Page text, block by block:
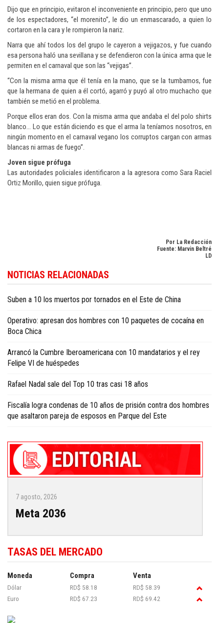
Dijo que en principio, evitaron el inconveniente en principio, pero que uno
de los espectadores, “el morenito”, le dio un enmascarado, a quien lo
cortaron en la cara y le rompieron la nariz.
Narra que ahí todos los del grupo le cayeron a vejigazos, y fue cuando
esa persona haló una sevillana y se defendieron con la única arma que le
permiten en el carnaval que son las “vejigas”.
“Con la misma arma que él tenía en la mano, que se la tumbamos, fue
que la hermana de quien a él cortó, agarró y puyó al otro muchacho que
también se metió en el problema.
Porque ellos eran dos. Con la misma arma que andaba el del polo shirts
blanco... Lo que están diciendo es que el arma la teníamos nosotros, en
ningún momento en el carnaval vegano los corruptos cargan con armas
blancas ni armas de fuego”.
Joven sigue prófuga
Las autoridades policiales identificaron a la agresora como Sara Raciel
Ortiz Morillo, quien sigue prófuga.
Por La Redacción
Fuente: Marvin Beltré
LD
Republic news in English.
NOTICIAS RELACIONADAS
Suben a 10 los muertos por tornados en el Este de China
Operativo: apresan dos hombres con 10 paquetes de cocaína en
Boca Chica
Arrancó la Cumbre Iberoamericana con 10 mandatarios y el rey
Felipe VI de huéspedes
Rafael Nadal sale del Top 10 tras casi 18 años
Fiscalía logra condenas de 10 años de prisión contra dos hombres
que asaltaron pareja de esposos en Parque del Este
7 agosto, 2026
Meta 2036
TASAS DEL MERCADO
Moneda Compra Venta
Dólar RD$ 58.18
RD$ 58.39
Euro
RD$ 67.23 RD$ 69.42